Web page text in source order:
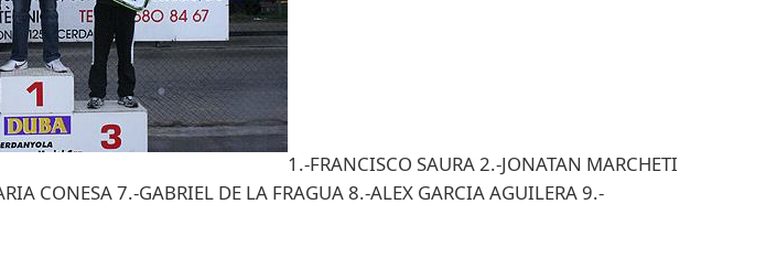
1.-FRANCISCO SAURA 2.-JONATAN MARCHETI
CONESA 7.-GABRIEL DE LA FRAGUA 8.-ALEX GARCIA AGUILERA 9.-